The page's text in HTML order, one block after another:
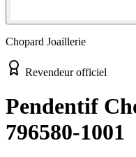
Chopard Joaillerie
Revendeur officiel
Pendentif
796580-1001